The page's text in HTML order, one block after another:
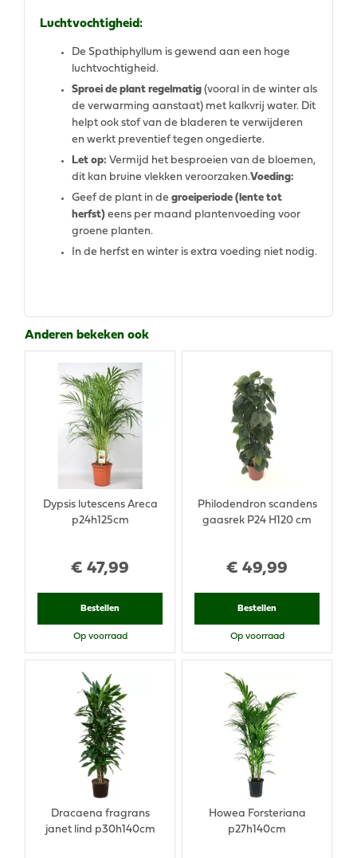
Luchtvochtigheid:
De Spathiphyllum is gewend aan een hoge
luchtvochtigheid.
Sproei de plant regelmatig (vooral in de winter als
de verwarming aanstaat) met kalkvrij water. Dit
helpt ook stof van de bladeren te verwijderen
en werkt preventief tegen ongedierte.
Let op: Vermijd het besproeien van de bloemen,
dit kan bruine vlekken veroorzaken.Voeding:
Geef de plant in de groeiperiode (lente tot
herfst) eens per maand plantenvoeding voor
groene planten.
In de herfst en winter is extra voeding niet nodig.
Anderen bekeken ook
€ 47,99
Dypsis lutescens Areca
p24h125cm
Bestellen
Op voorraad
€ 49,99
Philodendron scandens
gaasrek P24 H120 cm
Bestellen
Op voorraad
Dracaena fragrans
janet lind p30h140cm
Howea Forsteriana
p27h140cm